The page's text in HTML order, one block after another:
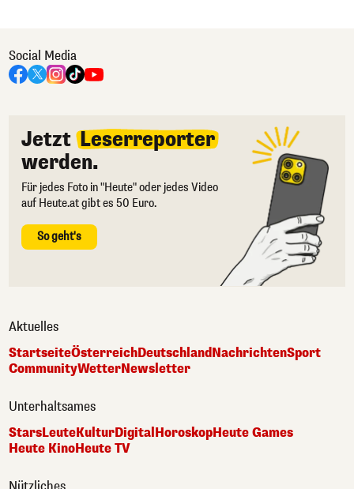
Social Media
Jetzt Leserreporter
werden.
Für jedes Foto in "Heute" oder jedes Video
auf Heute.at gibt es 50 Euro.
So geht's
Aktuelles
StartseiteÖsterreichDeutschlandNachrichtenSport
CommunityWetterNewsletter
Unterhaltsames
StarsLeuteKulturDigital HoroskopHeute Games
Heute KinoHeute TV